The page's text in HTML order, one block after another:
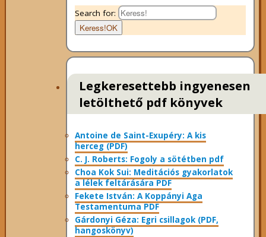
Search for:
Keress!OK
Legkeresettebb ingyenesen
letölthető pdf könyvek
Antoine de Saint-Exupéry: A kis
herceg (PDF)
C. J. Roberts: Fogoly a sötétben pdf
Choa Kok Sui: Meditációs gyakorlatok
a lélek feltárására PDF
Fekete István: A Koppányi Aga
Testamentuma PDF
Gárdonyi Géza: Egri csillagok (PDF,
hangoskönyv)